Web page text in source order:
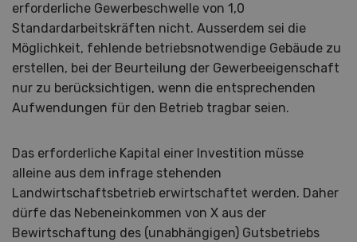
erforderliche Gewerbeschwelle von 1,0
Standardarbeitskräften nicht. Ausserdem sei die
Möglichkeit, fehlende betriebsnotwendige Gebäude zu
erstellen, bei der Beurteilung der Gewerbeeigenschaft
nur zu berücksichtigen, wenn die entsprechenden
Aufwendungen für den Betrieb tragbar seien.
Das erforderliche Kapital einer Investition müsse
alleine aus dem infrage stehenden
Landwirtschaftsbetrieb erwirtschaftet werden. Daher
dürfe das Nebeneinkommen von X aus der
Bewirtschaftung des (unabhängigen) Gutsbetriebs